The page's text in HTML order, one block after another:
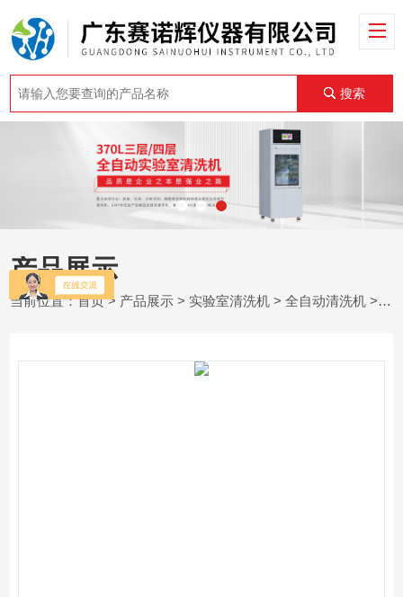
搜索
产品展示
当前位置：首页> 产品展示 > 实验室清洗机 >全自动清洗机 > SNH-CSB-A120L超声波清洗机